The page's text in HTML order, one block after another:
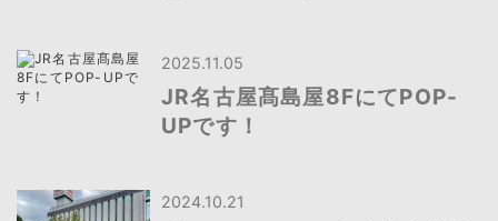
JR名古屋髙島屋8FにてPOP-
UPです！
2025.11.05
2024.10.21